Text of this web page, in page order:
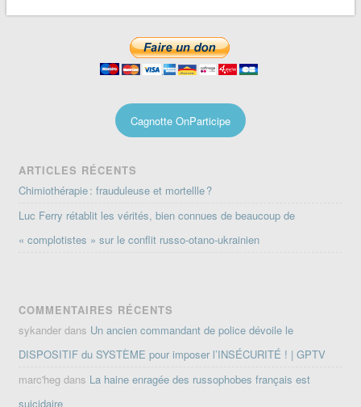
Cagnotte OnParticipe
ARTICLES RÉCENTS
Chimiothérapie : frauduleuse et mortellle ?
Luc Ferry rétablit les vérités, bien connues de beaucoup de
« complotistes » sur le conflit russo-otano-ukrainien
COMMENTAIRES RÉCENTS
sykander dans Un ancien commandant de police dévoile le
DISPOSITIF du SYSTÈME pour imposer l’INSÉCURITÉ ! | GPTV
marc'heg dans La haine enragée des russophobes français est
suicidaire